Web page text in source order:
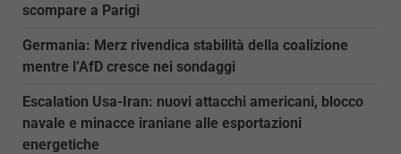
scompare a Parigi
Germania: Merz rivendica stabilità della coalizione
mentre l’AfD cresce nei sondaggi
Escalation Usa-Iran: nuovi attacchi americani, blocco
navale e minacce iraniane alle esportazioni
energetiche